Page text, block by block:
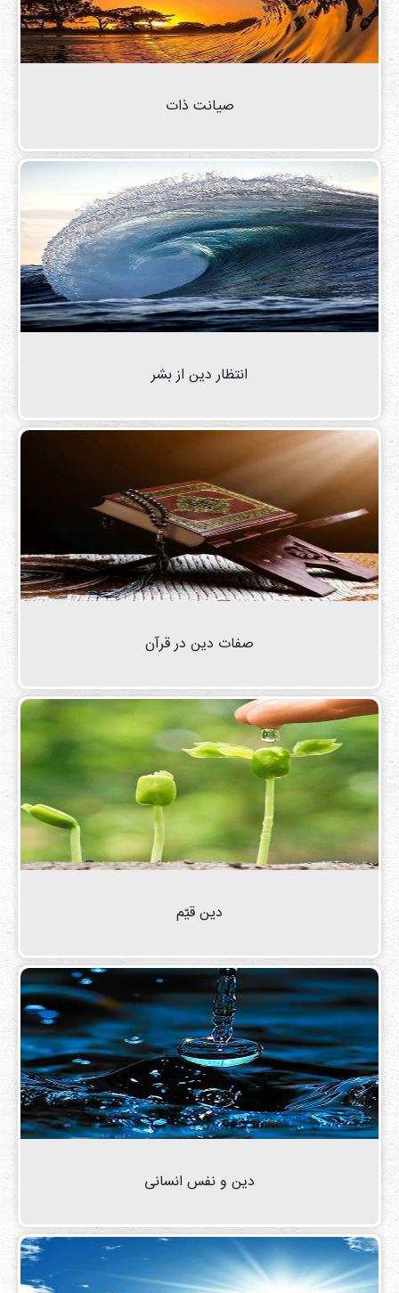
صیانت ذات
انتظار دین از بشر
صفات دین در قرآن
دين قيّم
دین و نفس انسانی